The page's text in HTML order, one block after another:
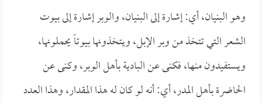
وهو البنيان، أي: إشارة إلى البنيان، والوبر إشارة إلى بيوت
الشعر التي تتخذ من وبر الإبل، ويتخذونها بيوتاً يحملونها،
ويستفيدون منها، فكنى عن البادية بأهل الوبر، وكنى عن
الحاضرة بأهل المدر، أي: أنه لو كان له هذا المقدار، وهذا العدد